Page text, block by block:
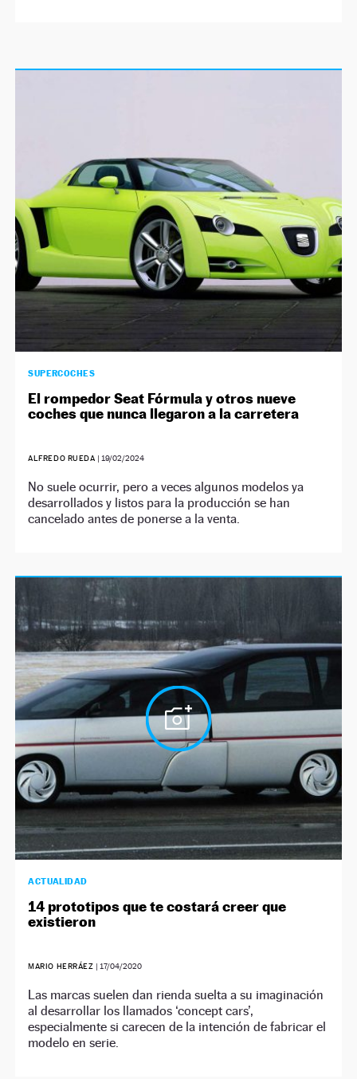
SUPERCOCHES
El rompedor Seat Fórmula y otros nueve
coches que nunca llegaron a la carretera
ALFREDO RUEDA | 19/02/2024
No suele ocurrir, pero a veces algunos modelos ya
desarrollados y listos para la producción se han
cancelado antes de ponerse a la venta.
ACTUALIDAD
14 prototipos que te costará creer que
existieron
MARIO HERRÁEZ | 17/04/2020
Las marcas suelen dan rienda suelta a su imaginación
al desarrollar los llamados ‘concept cars’,
especialmente si carecen de la intención de fabricar el
modelo en serie.